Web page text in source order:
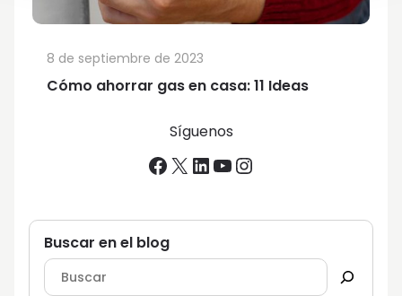
Cómo ahorrar gas en casa: 11 Ideas
8 de septiembre de 2023
Síguenos
Facebook
X LinkedIn
YouTube
Instagram
Buscar en el blog